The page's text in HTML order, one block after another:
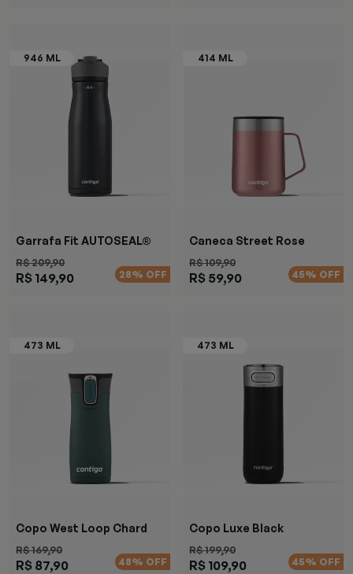
Garrafa Fit AUTOSEAL®
R$ 209,90
R$ 149,90 28% OFF
Caneca Street Rose
R$ 109,90
R$ 59,90 45% OFF
Copo West Loop Chard
R$ 169,90
R$ 87,90 48% OFF
Copo Luxe Black
R$ 199,90
R$ 109,90 45% OFF